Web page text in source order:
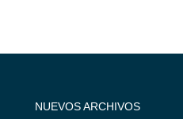
NUEVOS ARCHIVOS